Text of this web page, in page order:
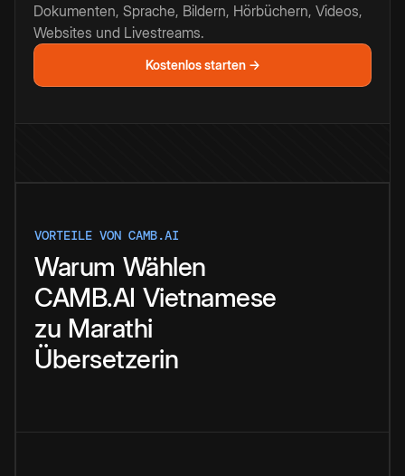
Dokumenten, Sprache, Bildern, Hörbüchern, Videos,
Websites und Livestreams.
Kostenlos starten →
VORTEILE VON CAMB.AI
Warum Wählen
CAMB.AI Vietnamese
zu Marathi
Übersetzerin